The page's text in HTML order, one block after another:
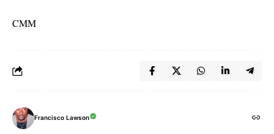
CMM
Francisco Lawson